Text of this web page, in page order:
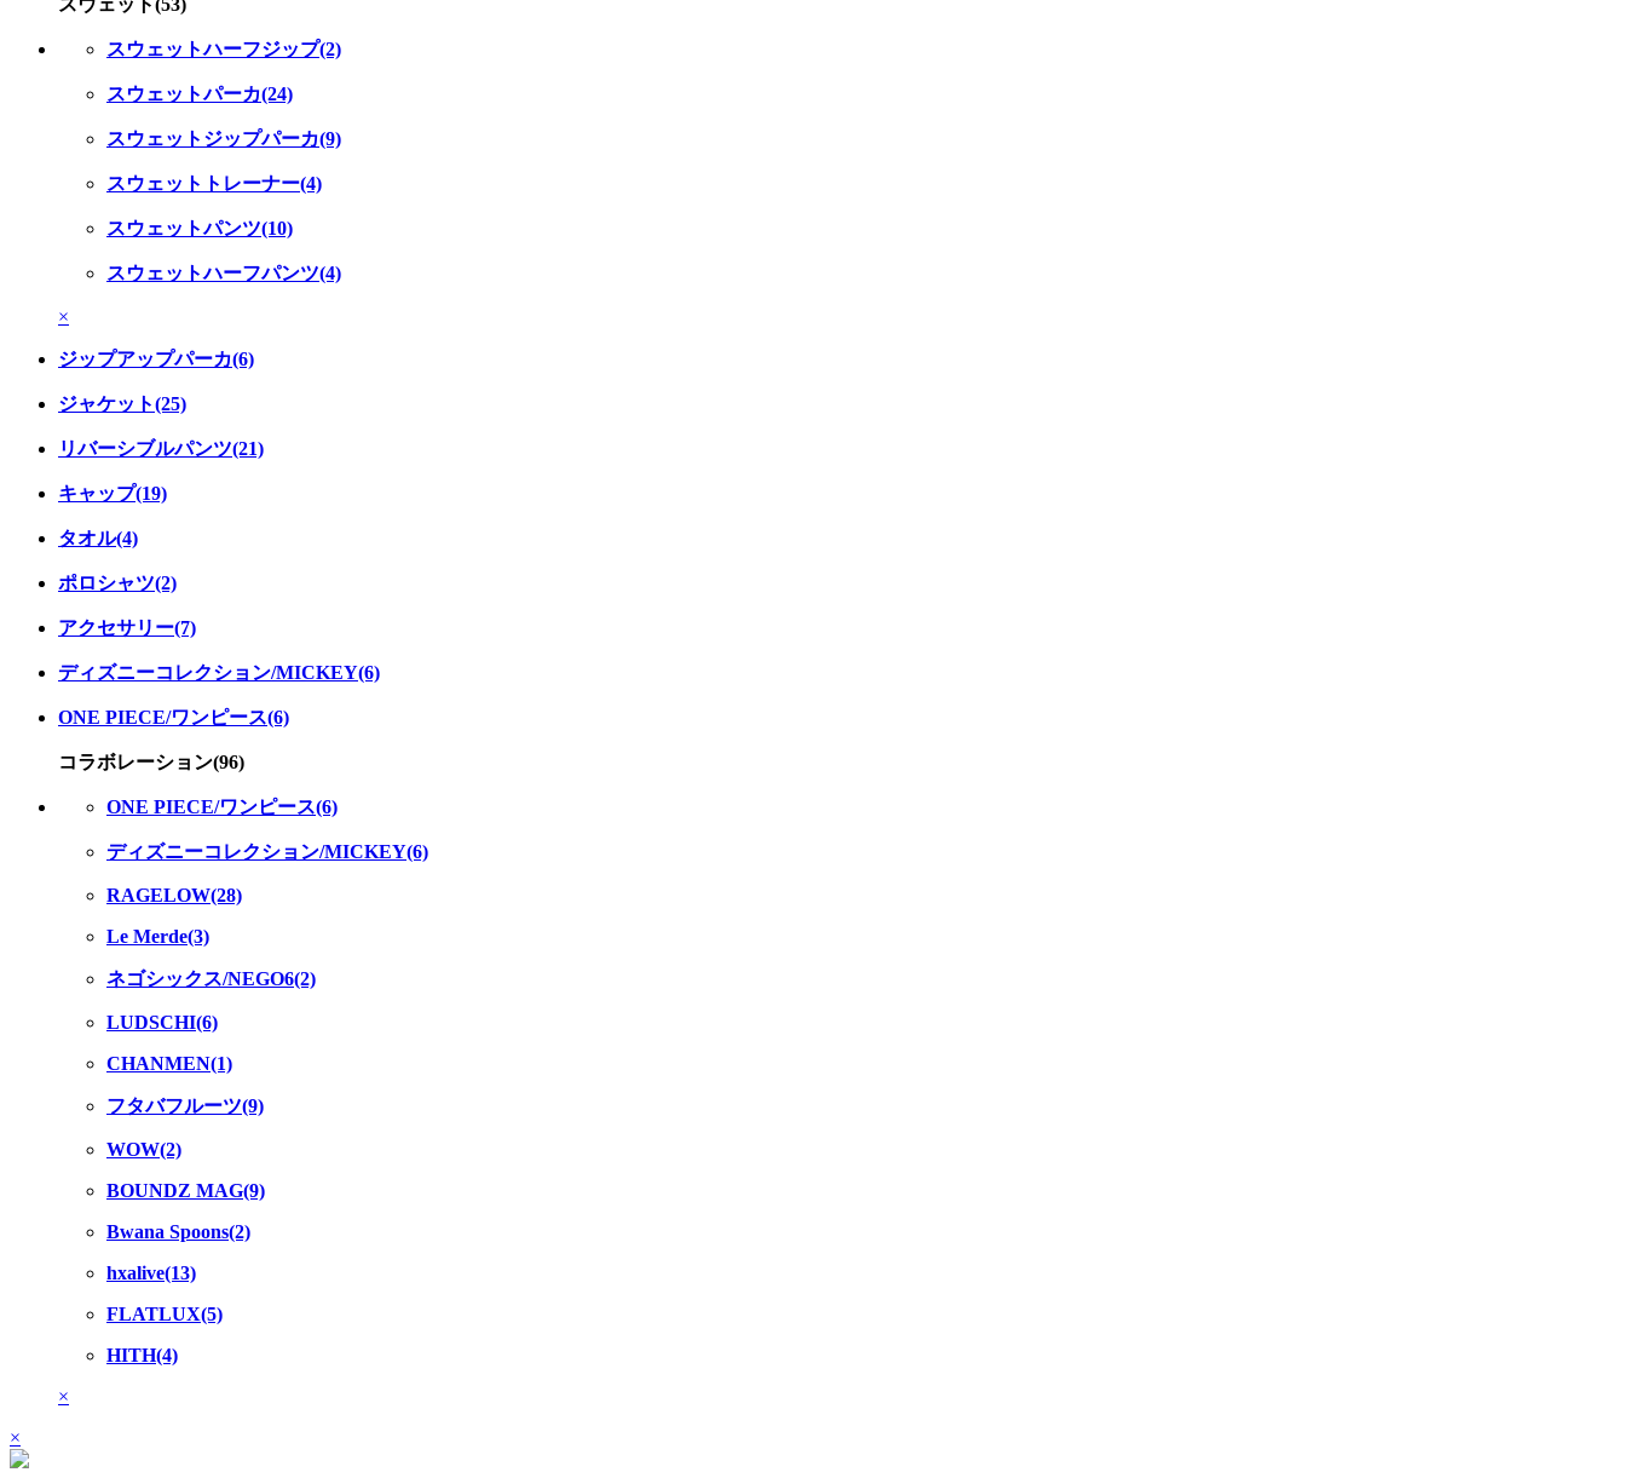
スウェット(53)
スウェットハーフジップ(2)
スウェットパーカ(24)
スウェットジップパーカ(9)
スウェットトレーナー(4)
スウェットパンツ(10)
スウェットハーフパンツ(4)
×
ジップアップパーカ(6)
ジャケット(25)
リバーシブルパンツ(21)
キャップ(19)
タオル(4)
ポロシャツ(2)
アクセサリー(7)
ディズニーコレクション/MICKEY(6)
ONE PIECE/ワンピース(6)
コラボレーション(96)
ONE PIECE/ワンピース(6)
ディズニーコレクション/MICKEY(6)
RAGELOW(28)
Le Merde(3)
ネゴシックス/NEGO6(2)
LUDSCHI(6)
CHANMEN(1)
フタバフルーツ(9)
WOW(2)
BOUNDZ MAG(9)
Bwana Spoons(2)
hxalive(13)
FLATLUX(5)
HITH(4)
×
×